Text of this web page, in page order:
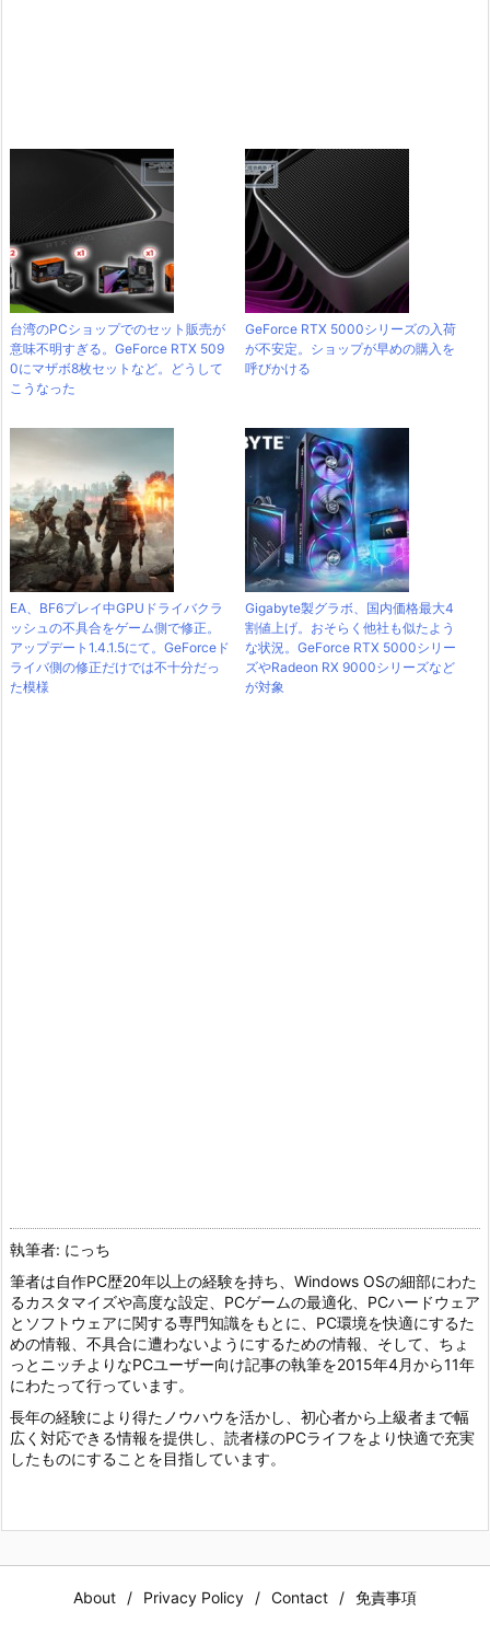
台湾のPCショップでのセット販売が
意味不明すぎる。GeForce RTX 509
0にマザボ8枚セットなど。どうして
こうなった
GeForce RTX 5000シリーズの入荷
が不安定。ショップが早めの購入を
呼びかける
EA、BF6プレイ中GPUドライバクラ
ッシュの不具合をゲーム側で修正。
アップデート1.4.1.5にて。GeForceド
ライバ側の修正だけでは不十分だっ
た模様
Gigabyte製グラボ、国内価格最大4
割値上げ。おそらく他社も似たよう
な状況。GeForce RTX 5000シリー
ズやRadeon RX 9000シリーズなど
が対象
執筆者: にっち
筆者は自作PC歴20年以上の経験を持ち、Windows OSの細部にわた
るカスタマイズや高度な設定、PCゲームの最適化、PCハードウェア
とソフトウェアに関する専門知識をもとに、PC環境を快適にするた
めの情報、不具合に遭わないようにするための情報、そして、ちょ
っとニッチよりなPCユーザー向け記事の執筆を2015年4月から11年
にわたって行っています。
長年の経験により得たノウハウを活かし、初心者から上級者まで幅
広く対応できる情報を提供し、読者様のPCライフをより快適で充実
したものにすることを目指しています。
About Privacy Policy Contact 免責事項